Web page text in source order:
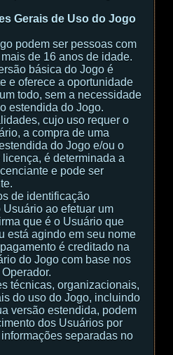
Gerais de Uso do Jogo
podem ser pessoas com
de 16 anos de idade.
básica do Jogo é
e oferece a oportunidade
todo, sem a necessidade
estendida do Jogo.
cujo uso requer o
a compra de uma
do Jogo e/ou o
é determinada a
e pode ser
de identificação
ao efetuar um
que é o Usuário que
está agindo em seu nome
é creditado na
do Jogo com base nos
técnicas, organizacionais,
do uso do Jogo, incluindo
versão estendida, podem
dos Usuários por
separadas no